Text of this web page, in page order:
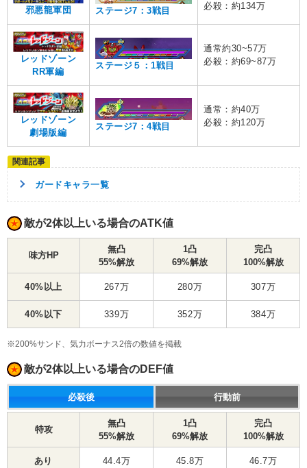
邪悪龍軍団 ステージ7：3戦目
必殺：約134万
レッドゾーン
RR軍編
ステージ５：1戦目
通常約30~57万
必殺：約69~87万
レッドゾーン
劇場版編
ステージ7：4戦目
通常：約40万
必殺：約120万
ガードキャラ一覧
敵が2体以上いる場合のATK値
味方HP
無凸
55%解放
1凸
69%解放
完凸
100%解放
40%以上 267万 280万 307万
40%以下 339万 352万 384万
※200%サンド、気力ボーナス2倍の数値を掲載
敵が2体以上いる場合のDEF値
必殺後 行動前
特攻
無凸
55%解放
1凸
69%解放
完凸
100%解放
あり 44.4万 45.8万 46.7万